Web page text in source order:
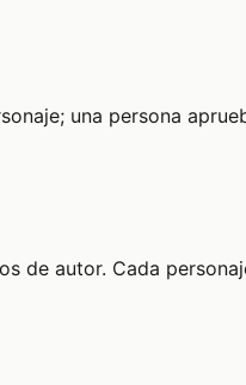
una persona
de autor. Cada